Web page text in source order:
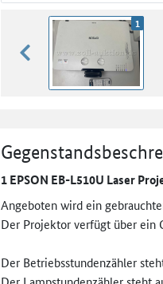
zurück blättern
1
1 EPSON EB-L510U Laser
Angeboten wird ein
Der Projektor verfügt über ein
Der Betriebsstundenzähler